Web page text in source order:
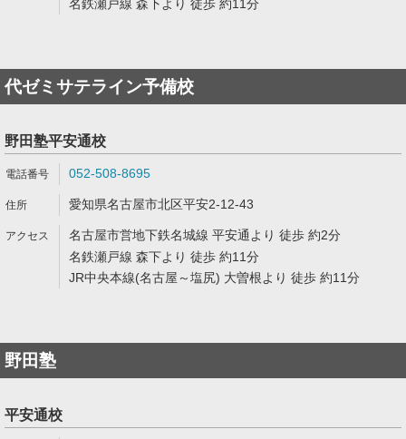
名鉄瀬戸線 森下より 徒歩 約11分
代ゼミサテライン予備校
野田塾平安通校
052-508-8695
愛知県名古屋市北区平安2-12-43
名古屋市営地下鉄名城線 平安通より 徒歩 約2分
名鉄瀬戸線 森下より 徒歩 約11分
JR中央本線(名古屋～塩尻) 大曽根より 徒歩 約11分
野田塾
平安通校